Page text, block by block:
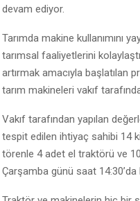
devam ediyor.
Tarımda makine kullanımını
tarımsal faaliyetlerini
artırmak amacıyla başlatılan
tarım makineleri vakıf
Vakıf tarafından yapılan
tespit edilen ihtiyaç sahibi 14
törenle 4 adet el traktörü ve
Çarşamba günü saat